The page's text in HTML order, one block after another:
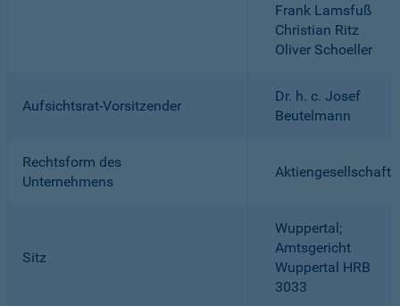
Frank Lamsfuß
Christian Ritz
Oliver Schoeller
Aufsichtsrat-Vorsitzender
Dr. h. c. Josef
Beutelmann
Rechtsform des
Unternehmens
Aktiengesellschaft
Sitz
Wuppertal;
Amtsgericht
Wuppertal HRB
3033